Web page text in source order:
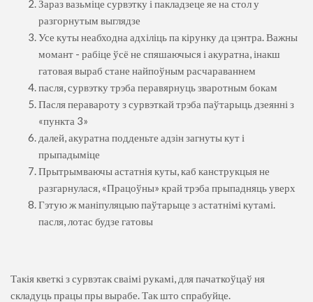
Зараз вазьміце сурвэтку і пакладзеце яе на стол у
разгорнутым выглядзе
Усе куты неабходна адхіліць па кірунку да цэнтра. Важны
момант - рабіце ўсё не спяшаючыся і акуратна, інакш
гатовая выраб стане найпоўным расчараваннем
пасля, сурвэтку трэба перавярнуць зваротным бокам
Пасля перавароту з сурвэткай трэба паўтарыць дзеянні з
«пункта 3»
далей, акуратна подденьте адзін загнуты кут і
прыпадыміце
Прытрымваючы астатнія куты, каб канструкцыя не
разгарнулася, «Працоўны» край трэба прыпадняць уверх
Гэтую ж маніпуляцыю паўтарыце з астатнімі кутамі.
пасля, лотас будзе гатовы
Такія кветкі з сурвэтак сваімі рукамі, для пачаткоўцаў ня
складуць працы пры вырабе. Так што спрабуйце.